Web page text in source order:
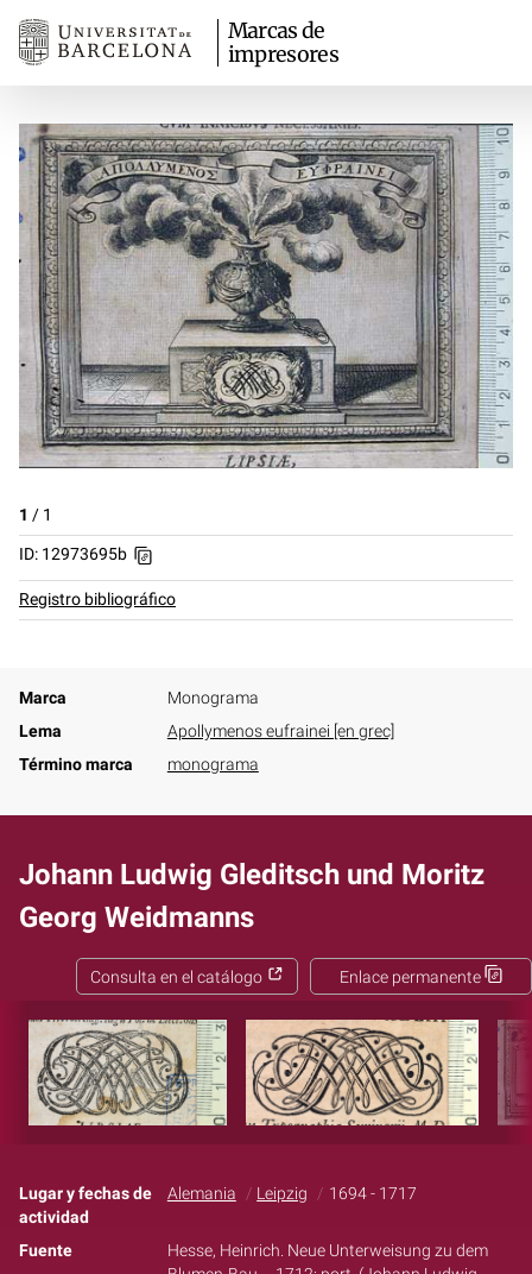
Marcas de
impresores
1 / 1
ID: 12973695b
Registro bibliográfico
Marca
Monograma
Lema
Apollymenos eufrainei [en grec]
Término marca
monograma
Johann Ludwig Gleditsch und Moritz
Georg Weidmanns
Enlace permanente
Consulta en el catálogo
Lugar y fechas de
actividad
Alemania Leipzig 1694 - 1717
Fuente
Hesse, Heinrich. Neue Unterweisung zu dem